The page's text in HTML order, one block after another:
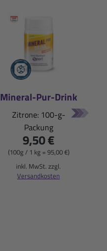
Mineral-Pur-Drink
Zitrone: 100-g-
Packung
9,50 €
(100g / 1 kg = 95,00 €)
inkl. MwSt. zzgl.
Versandkosten